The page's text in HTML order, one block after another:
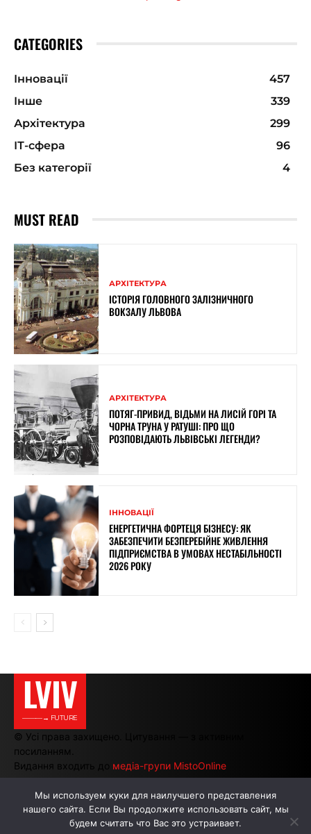
CATEGORIES
Інновації
457
Інше
339
Архітектура
299
ІТ-сфера
96
Без категорії
4
MUST READ
АРХІТЕКТУРА
ІСТОРІЯ ГОЛОВНОГО ЗАЛІЗНИЧНОГО
ВОКЗАЛУ ЛЬВОВА
АРХІТЕКТУРА
ПОТЯГ-ПРИВИД, ВІДЬМИ НА ЛИСІЙ ГОРІ ТА
ЧОРНА ТРУНА У РАТУШІ: ПРО ЩО
РОЗПОВІДАЮТЬ ЛЬВІВСЬКІ ЛЕГЕНДИ?
ІННОВАЦІЇ
ЕНЕРГЕТИЧНА ФОРТЕЦЯ БІЗНЕСУ: ЯК
ЗАБЕЗПЕЧИТИ БЕЗПЕРЕБІЙНЕ ЖИВЛЕННЯ
ПІДПРИЄМСТВА В УМОВАХ НЕСТАБІЛЬНОСТІ
2026 РОКУ
LVIV
———→ FUTURE
© Усі права захищено. Цитування — з активним
посиланням.
Видання входить до медіа-групи MistoOnline
АВТОРИ РЕКЛАМА НА САЙТІ
Мы используем куки для наилучшего представления
нашего сайта. Если Вы продолжите использовать сайт, мы
будем считать что Вас это устраивает.